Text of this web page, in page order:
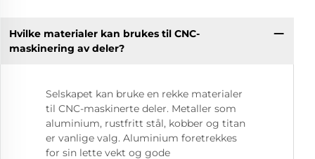
Hvilke materialer kan brukes til CNC-
maskinering av deler?
Selskapet kan bruke en rekke materialer
til CNC-maskinerte deler. Metaller som
aluminium, rustfritt stål, kobber og titan
er vanlige valg. Aluminium foretrekkes
for sin lette vekt og gode